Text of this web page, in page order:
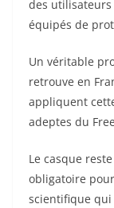
des
équipés de
Un véritable
retrouve en
appliquent
adeptes du
Le casque
obligatoire
scientifique